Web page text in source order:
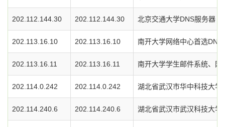
202.112.144.30 202.112.144.30 北京交通大学DNS服务器
202.113.16.10 202.113.16.10 南开大学网络中心首选DNS
202.113.16.11 202.113.16.11 南开大学学生邮件系统、网
202.114.0.242 202.114.0.242 湖北省武汉市华中科技大学
202.114.240.6 202.114.240.6 湖北省武汉市武汉科技大学